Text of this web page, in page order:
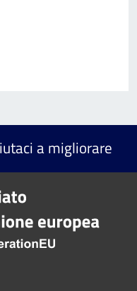
a migliorare